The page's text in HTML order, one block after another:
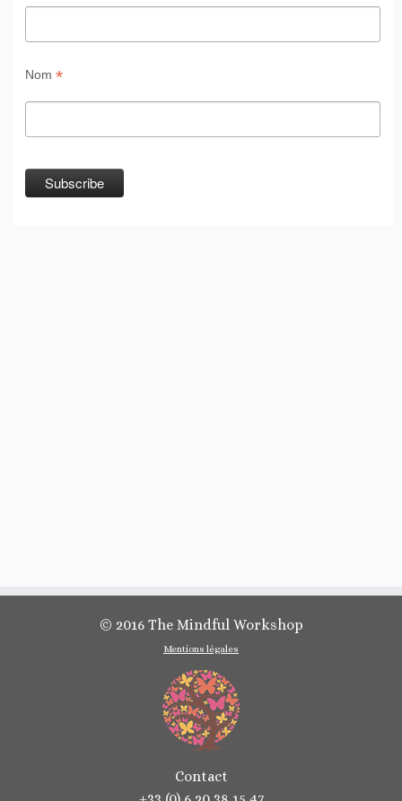
Nom *
© 2016 The Mindful Workshop
Mentions légales
Contact